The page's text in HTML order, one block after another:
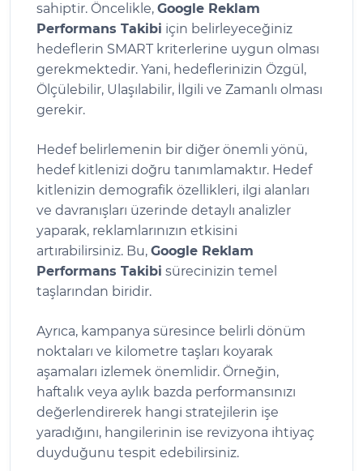
sahiptir. Öncelikle, Google Reklam
Performans Takibi için belirleyeceğiniz
hedeflerin SMART kriterlerine uygun olması
gerekmektedir. Yani, hedeflerinizin Özgül,
Ölçülebilir, Ulaşılabilir, İlgili ve Zamanlı olması
gerekir.
Hedef belirlemenin bir diğer önemli yönü,
hedef kitlenizi doğru tanımlamaktır. Hedef
kitlenizin demografik özellikleri, ilgi alanları
ve davranışları üzerinde detaylı analizler
yaparak, reklamlarınızın etkisini
artırabilirsiniz. Bu, Google Reklam
Performans Takibi sürecinizin temel
taşlarından biridir.
Ayrıca, kampanya süresince belirli dönüm
noktaları ve kilometre taşları koyarak
aşamaları izlemek önemlidir. Örneğin,
haftalık veya aylık bazda performansınızı
değerlendirerek hangi stratejilerin işe
yaradığını, hangilerinin ise revizyona ihtiyaç
duyduğunu tespit edebilirsiniz.